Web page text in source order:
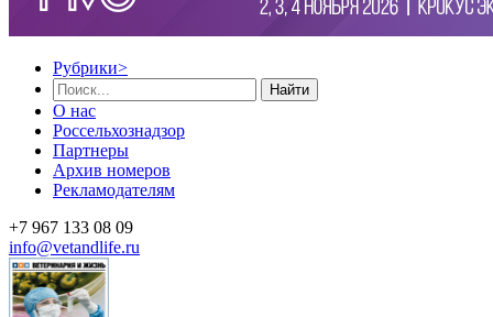
Рубрики>
Найти
О нас
Россельхознадзор
Партнеры
Архив номеров
Рекламодателям
+7 967 133 08 09
info@vetandlife.ru